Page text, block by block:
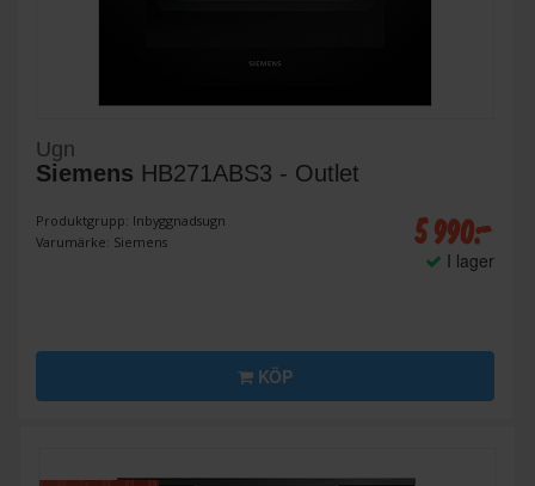
Ugn
Siemens HB271ABS3 - Outlet
Produktgrupp: Inbyggnadsugn
Varumärke: Siemens
5 990:-
I lager
KÖP